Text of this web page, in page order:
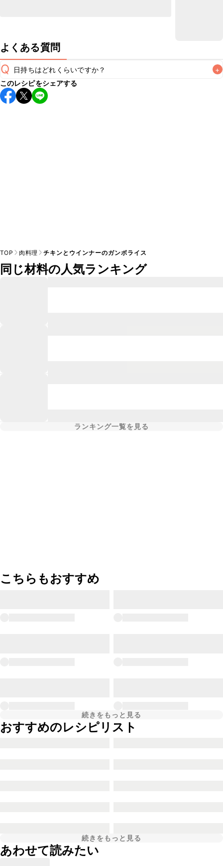
よくある質問
Q 日持ちはどれくらいですか？ +
保存期間は冷蔵で翌日中が目安です。なるべくお早めにお召
し上がりください。
このレシピをシェアする
TOP 肉料理 チキンとウインナーのガンボライス
同じ材料の人気ランキング
ランキング一覧を見る
こちらもおすすめ
続きをもっと見る
おすすめのレシピリスト
続きをもっと見る
あわせて読みたい